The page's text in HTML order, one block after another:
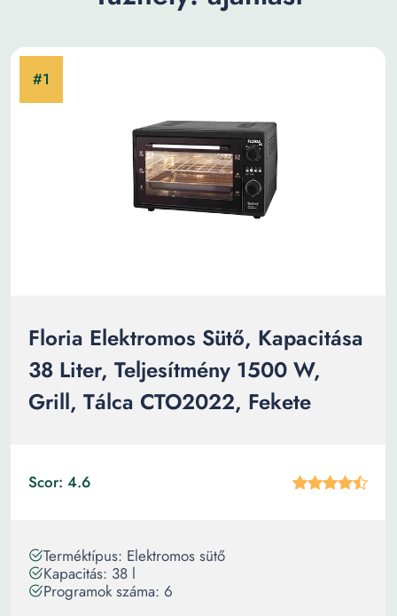
Floria Elektromos Sütő, Kapacitása
38 Liter, Teljesítmény 1500 W,
Grill, Tálca CTO2022, Fekete
Scor: 4.6
Terméktípus: Elektromos sütő
Kapacitás: 38 l
Programok száma: 6